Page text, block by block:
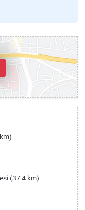
(37.4 km)